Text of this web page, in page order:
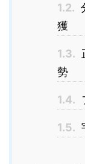
1.2.
獲
1.3.
勢
1.4.
1.5.